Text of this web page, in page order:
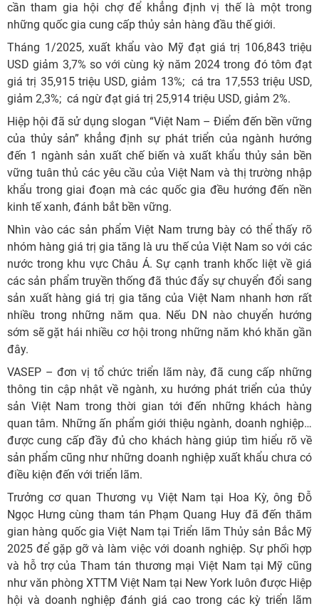
cần tham gia hội chợ để khẳng định vị thế là một trong
những quốc gia cung cấp thủy sản hàng đầu thế giới.
Tháng 1/2025, xuất khẩu vào Mỹ đạt giá trị 106,843 triệu
USD giảm 3,7% so với cùng kỳ năm 2024 trong đó tôm đạt
giá trị 35,915 triệu USD, giảm 13%; cá tra 17,553 triệu USD,
giảm 2,3%; cá ngừ đạt giá trị 25,914 triệu USD, giảm 2%.
Hiệp hội đã sử dụng slogan “Việt Nam – Điểm đến bền vững
của thủy sản” khẳng định sự phát triển của ngành hướng
đến 1 ngành sản xuất chế biến và xuất khẩu thủy sản bền
vững tuân thủ các yêu cầu của Việt Nam và thị trường nhập
khẩu trong giai đoạn mà các quốc gia đều hướng đến nền
kinh tế xanh, đánh bắt bền vững.
Nhìn vào các sản phẩm Việt Nam trưng bày có thể thấy rõ
nhóm hàng giá trị gia tăng là ưu thế của Việt Nam so với các
nước trong khu vực Châu Á. Sự cạnh tranh khốc liệt về giá
các sản phẩm truyền thống đã thúc đẩy sự chuyển đổi sang
sản xuất hàng giá trị gia tăng của Việt Nam nhanh hơn rất
nhiều trong những năm qua. Nếu DN nào chuyển hướng
sớm sẽ gặt hái nhiều cơ hội trong những năm khó khăn gần
đây.
VASEP – đơn vị tổ chức triển lãm này, đã cung cấp những
thông tin cập nhật về ngành, xu hướng phát triển của thủy
sản Việt Nam trong thời gian tới đến những khách hàng
quan tâm. Những ấn phẩm giới thiệu ngành, doanh nghiệp…
được cung cấp đầy đủ cho khách hàng giúp tìm hiểu rõ về
sản phẩm cũng như những doanh nghiệp xuất khẩu chưa có
điều kiện đến với triển lãm.
Trưởng cơ quan Thương vụ Việt Nam tại Hoa Kỳ, ông Đỗ
Ngọc Hưng cùng tham tán Phạm Quang Huy đã đến thăm
gian hàng quốc gia Việt Nam tại Triển lãm Thủy sản Bắc Mỹ
2025 để gặp gỡ và làm việc với doanh nghiệp. Sự phối hợp
và hỗ trợ của Tham tán thương mại Việt Nam tại Mỹ cũng
như văn phòng XTTM Việt Nam tại New York luôn được Hiệp
hội và doanh nghiệp đánh giá cao trong các kỳ triển lãm